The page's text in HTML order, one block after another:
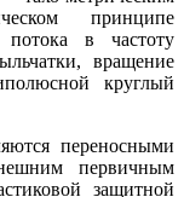
принципе
потока в частоту
вращение
круглый
переносными
первичным
защитной